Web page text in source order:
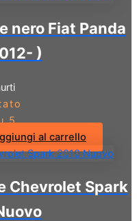
nero Fiat Panda
)
5
al carrello
Chevrolet Spark